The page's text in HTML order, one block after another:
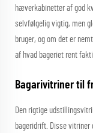
hæverkabinetter af god
selvfølgelig vigtig, men
bruger, og om det er
af hvad bageriet rent
Bagarivitriner til
Den rigtige
bageridrift. Disse vitriner